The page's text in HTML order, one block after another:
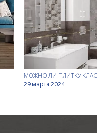
МОЖНО ЛИ ПЛИТКУ
29 марта 2024